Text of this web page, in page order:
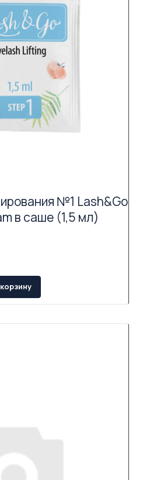
№1 Lash&Go
в саше (1,5 мл)